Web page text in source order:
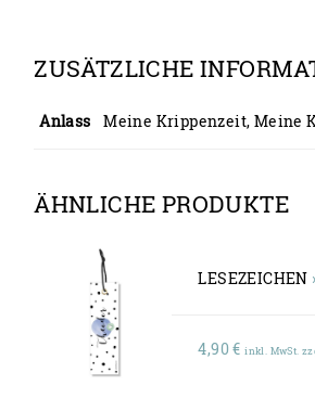
ZUSÄTZLICHE
Anlass Meine Krippenzeit, Meine
ÄHNLICHE PRODUKTE
LESEZEICHEN
4,90€ inkl. MwSt.